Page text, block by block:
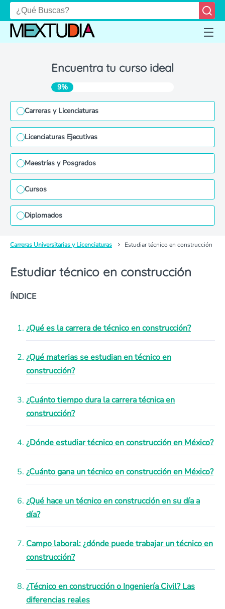
Encuentra tu curso ideal
9%
Carreras y Licenciaturas
Licenciaturas Ejecutivas
Maestrías y Posgrados
Cursos
Diplomados
Carreras Universitarias y Licenciaturas Estudiar técnico en construcción
Estudiar técnico en construcción
ÍNDICE
¿Qué es la carrera de técnico en construcción?
¿Qué materias se estudian en técnico en
construcción?
¿Cuánto tiempo dura la carrera técnica en
construcción?
¿Dónde estudiar técnico en construcción en México?
¿Cuánto gana un técnico en construcción en México?
¿Qué hace un técnico en construcción en su día a
día?
Campo laboral: ¿dónde puede trabajar un técnico en
construcción?
¿Técnico en construcción o Ingeniería Civil? Las
diferencias reales